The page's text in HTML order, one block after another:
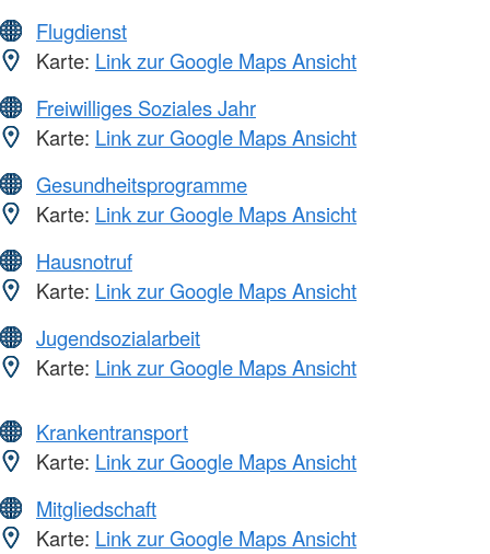
Flugdienst
Karte: Link zur Google Maps Ansicht
Freiwilliges Soziales Jahr
Karte: Link zur Google Maps Ansicht
Gesundheitsprogramme
Karte: Link zur Google Maps Ansicht
Hausnotruf
Karte: Link zur Google Maps Ansicht
Jugendsozialarbeit
Karte: Link zur Google Maps Ansicht
Krankentransport
Karte: Link zur Google Maps Ansicht
Mitgliedschaft
Karte: Link zur Google Maps Ansicht